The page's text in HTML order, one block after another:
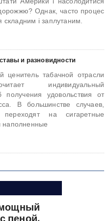
Однак, часто процес
складним і заплутаним.
и разновидности
ценитель табачной отрасли
индивидуальный
получения удовольствия от
В большинстве случаев,
на сигаретные
наполненные